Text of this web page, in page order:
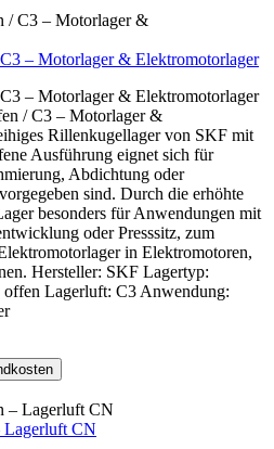
– Motorlager & Elektromotorlager
– Motorlager & Elektromotorlager
/ C3 – Motorlager &
Rillenkugellager von SKF mit
Ausführung eignet sich für
Abdichtung oder
sind. Durch die erhöhte
besonders für Anwendungen mit
oder Presssitz, zum
in Elektromotoren,
Hersteller: SKF Lagertyp:
Lagerluft: C3 Anwendung:
Lagerluft CN